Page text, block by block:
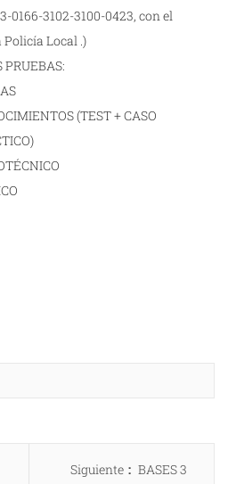
0166-3102-3100-0423, con el
Local .)
PRUEBAS:
(TEST + CASO
Siguiente
Entrada
BASES 3